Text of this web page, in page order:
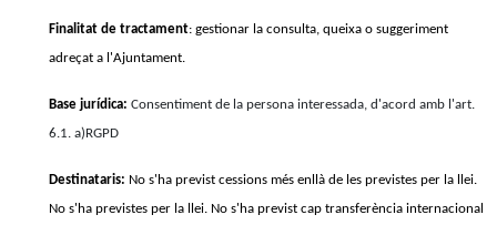
Finalitat de tractament: gestionar la consulta, queixa o suggeriment
adreçat a l'Ajuntament.
Base jurídica: Consentiment de la persona interessada, d'acord amb l'art.
6.1. a)RGPD
Destinataris: No s'ha previst cessions més enllà de les previstes per la llei.
No s'ha previstes per la llei. No s'ha previst cap transferència internacional